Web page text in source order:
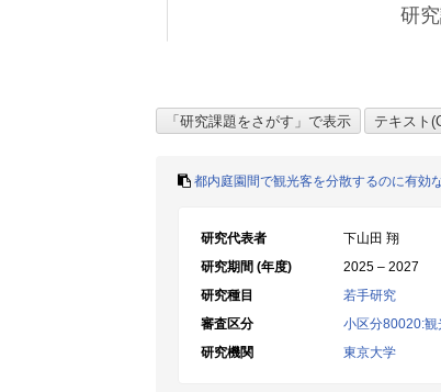
研
都内庭園間で観光客を分散するのに有効
研究代表者
下山田 翔
研究期間 (年度)
2025 – 2027
研究種目
若手研究
審査区分
小区分80020:観
研究機関
東京大学